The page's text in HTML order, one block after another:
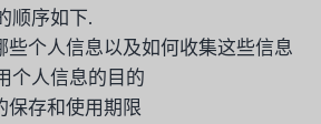
顺序如下.
些个人信息以及如何收集这些信息
个人信息的目的
保存和使用期限